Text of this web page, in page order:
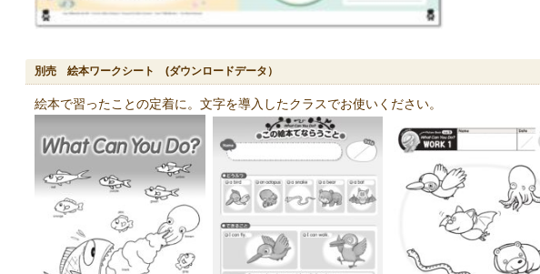
別売 絵本ワークシート (ダウンロードデータ）
絵本で習ったことの定着に。文字を導入したクラスでお使いください。